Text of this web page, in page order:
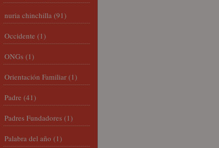
nuria chinchilla (91)
Occidente (1)
ONGs (1)
Orientación Familiar (1)
Padre (41)
Padres Fundadores (1)
Palabra del año (1)